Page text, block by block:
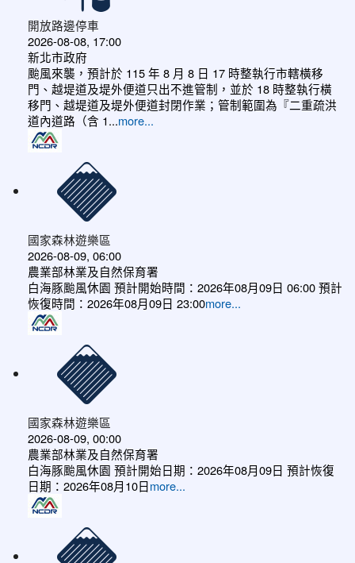
開放路邊停車
2026-08-08, 17:00
新北市政府
颱風來襲，預計於 115 年 8 月 8 日 17 時整執行市轄橫移
門、越堤道及堤外便道只出不進管制，並於 18 時整執行橫
移門、越堤道及堤外便道封閉作業；管制範圍為『二重疏洪
道內道路（含 1...more...
國家森林遊樂區
2026-08-09, 06:00
農業部林業及自然保育署
白海豚颱風休園 預計開始時間：2026年08月09日 06:00 預計
恢復時間：2026年08月09日 23:00more...
國家森林遊樂區
2026-08-09, 00:00
農業部林業及自然保育署
白海豚颱風休園 預計開始日期：2026年08月09日 預計恢復
日期：2026年08月10日more...